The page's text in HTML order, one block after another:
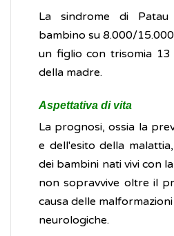
La sindrome di
bambino su 8.000/
un figlio con trisomia 13
della madre.
Aspettativa di vita
La prognosi, ossia la
e dell'esito della
dei bambini nati vivi con
non sopravvive oltre il
causa delle
neurologiche.